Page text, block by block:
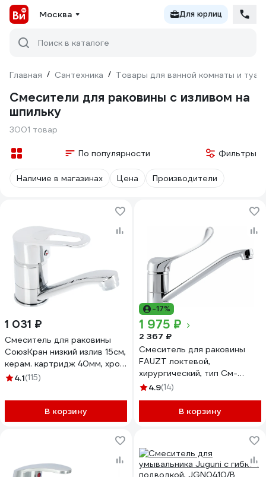
Москва Для юрлиц
Поиск в каталоге
Главная / Сантехника / Товары для ванной комнаты и
Смесители для раковины с изливом на
шпильку
3001 товар
По популярности Фильтры
Наличие в магазинах Цена Производители
1 031 ₽
Смеситель для раковины
СоюзКран низкий излив 15см,
керам. картридж 40мм, хром
SK02-I103 566-323
4.1(115)
В корзину
-17%
1 975 ₽
2 367 ₽
Смеситель для раковины
FAUZT локтевой,
хирургический, тип См-
МОЦБА, См-УмОЦБА FZs-
4.9(14)
В корзину